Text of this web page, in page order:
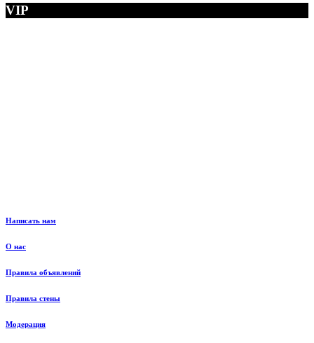
VIP
Написать нам
О нас
Правила объявлений
Правила стены
Модерация